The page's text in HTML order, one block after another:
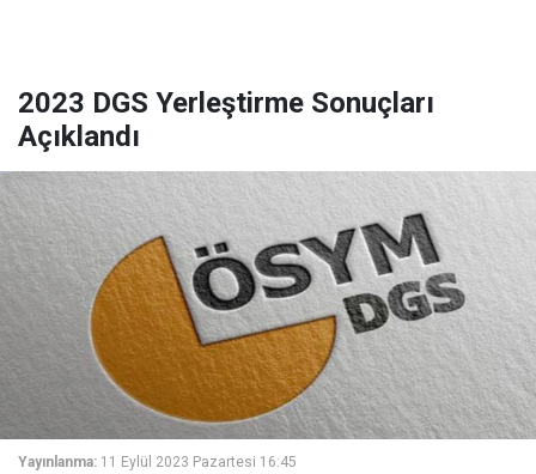
2023 DGS Yerleştirme Sonuçları
Açıklandı
Yayınlanma: 11 Eylül 2023 Pazartesi 16:45